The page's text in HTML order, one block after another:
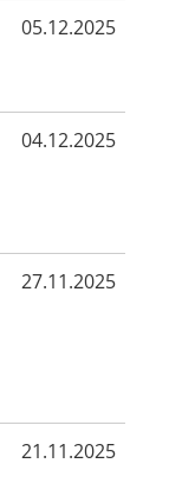
05.12.2025
04.12.2025
27.11.2025
21.11.2025